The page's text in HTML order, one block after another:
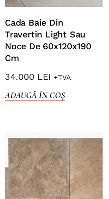
Cada Baie Din
Travertin Light Sau
Noce De 60x120x190
Cm
34.000 LEI +TVA
ADAUGĂ ÎN COȘ